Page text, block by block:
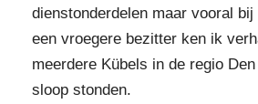
dienstonderdelen maar vooral
een vroegere bezitter ken ik
meerdere Kübels in de regio
sloop stonden.